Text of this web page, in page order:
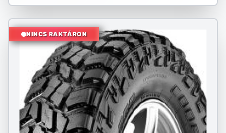
NINCS RAKTÁRON